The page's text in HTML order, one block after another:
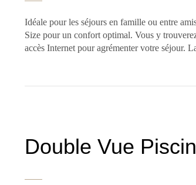
Idéale pour les séjours en famille ou entre
Size pour un confort optimal. Vous y
accès Internet pour agrémenter votre séjour.
Double Vue